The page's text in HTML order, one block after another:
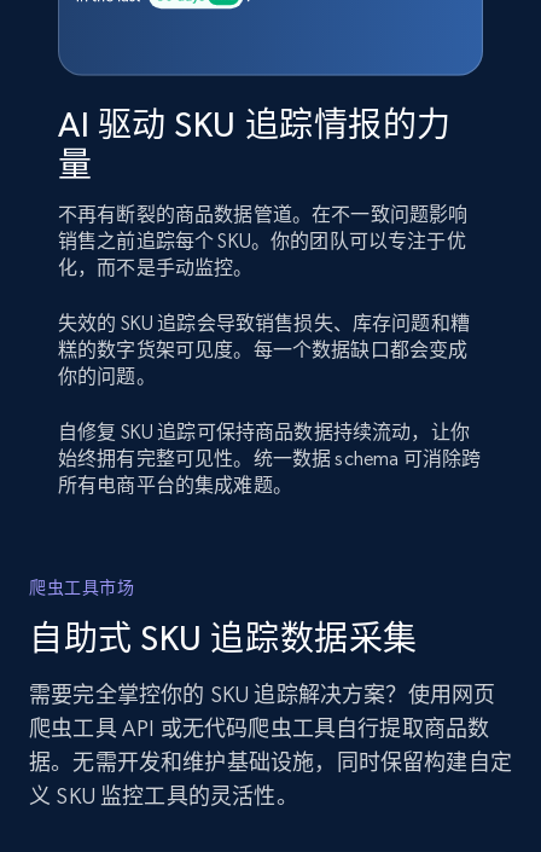
AI 驱动 SKU 追踪情报的力
量
不再有断裂的商品数据管道。在不一致问题影响
销售之前追踪每个 SKU。你的团队可以专注于优
化，而不是手动监控。
失效的 SKU 追踪会导致销售损失、库存问题和糟
糕的数字货架可见度。每一个数据缺口都会变成
你的问题。
自修复 SKU 追踪可保持商品数据持续流动，让你
始终拥有完整可见性。统一数据 schema 可消除跨
所有电商平台的集成难题。
爬虫工具市场
自助式 SKU 追踪数据采集
需要完全掌控你的 SKU 追踪解决方案？使用网页
爬虫工具 API 或无代码爬虫工具自行提取商品数
据。无需开发和维护基础设施，同时保留构建自定
义 SKU 监控工具的灵活性。